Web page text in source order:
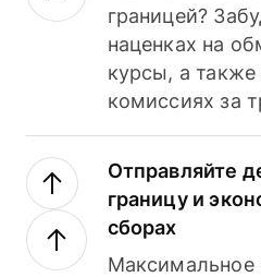
границей?
наценках на
курсы, а
комиссиях за
Отправляйте
границу и
сборах
Максимальное